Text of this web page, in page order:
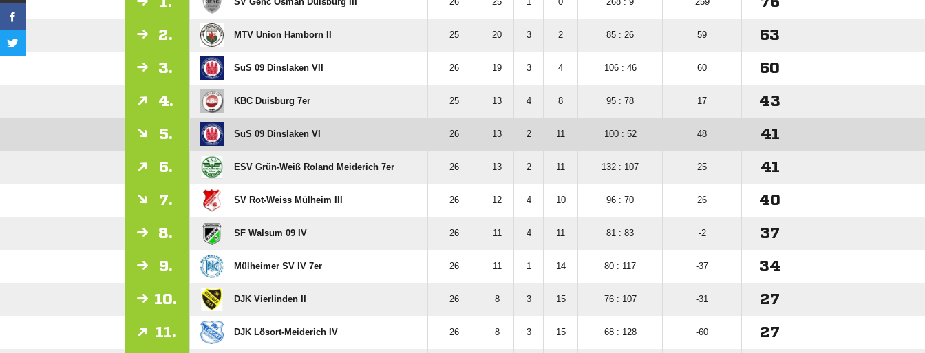
2. MTV Union Hamborn II 25 20 3 2 85 : 26 59 63
3. SuS 09 Dinslaken VII 26 19 3 4 106 : 46 60 60
4. KBC Duisburg 7er 25 13 4 8 95 : 78 17 43
5. SuS 09 Dinslaken VI 26 13 2 11 100 : 52 48 41
6. ESV Grün-Weiß Roland Meiderich 7er 26 13 2 11 132 : 107 25 41
7. SV Rot-Weiss Mülheim III 26 12 4 10 96 : 70 26 40
8. SF Walsum 09 IV 26 11 4 11 81 : 83 -2 37
9. Mülheimer SV IV 7er 26 11 1 14 80 : 117 -37 34
10. DJK Vierlinden II 26 8 3 15 76 : 107 -31 27
11. DJK Lösort-Meiderich IV 26 8 3 15 68 : 128 -60 27